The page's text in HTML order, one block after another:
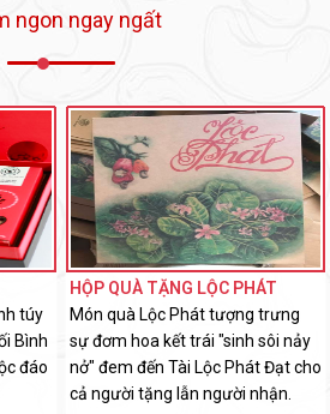
ngon ngay ngất
túy
Bình
đáo
HỘP QUÀ TẶNG LỘC PHÁT
Món quà Lộc Phát tượng trưng
sự đơm hoa kết trái "sinh sôi nảy
nở" đem đến Tài Lộc Phát Đạt cho
cả người tặng lẫn người nhận.